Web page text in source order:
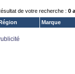
de votre recherche : 0
Marque